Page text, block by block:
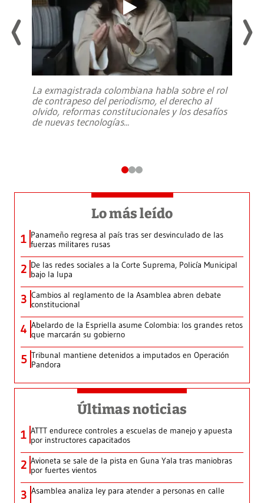
La exmagistrada colombiana habla sobre el rol
de contrapeso del periodismo, el derecho al
olvido, reformas constitucionales y los desafíos
de nuevas tecnologías...
Lo más leído
1 Panameño regresa al país tras ser desvinculado de las
fuerzas militares rusas
2 De las redes sociales a la Corte Suprema, Policía Municipal
bajo la lupa
3 Cambios al reglamento de la Asamblea abren debate
constitucional
4 Abelardo de la Espriella asume Colombia: los grandes retos
que marcarán su gobierno
5 Tribunal mantiene detenidos a imputados en Operación
Pandora
Últimas noticias
1 ATTT endurece controles a escuelas de manejo y apuesta
por instructores capacitados
2 Avioneta se sale de la pista en Guna Yala tras maniobras
por fuertes vientos
3 Asamblea analiza ley para atender a personas en calle